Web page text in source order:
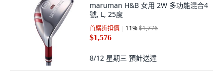
maruman H&B 女用 2W 多功能混合4
號, L, 25度
首購折扣價 11%$1,776
$1,576
8/12 星期三 預計送達